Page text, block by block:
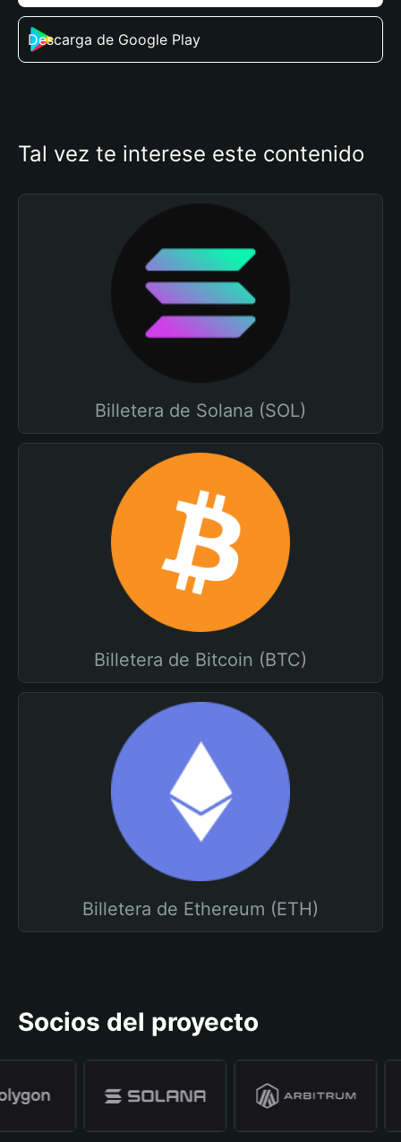
Descarga de Google Play
Tal vez te interese este contenido
Billetera de Solana (SOL)
Billetera de Bitcoin (BTC)
Billetera de Ethereum (ETH)
Socios del proyecto